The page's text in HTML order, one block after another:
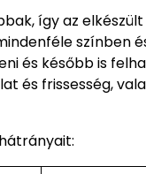
így az elkészült
színben
és később is
és frissesség,